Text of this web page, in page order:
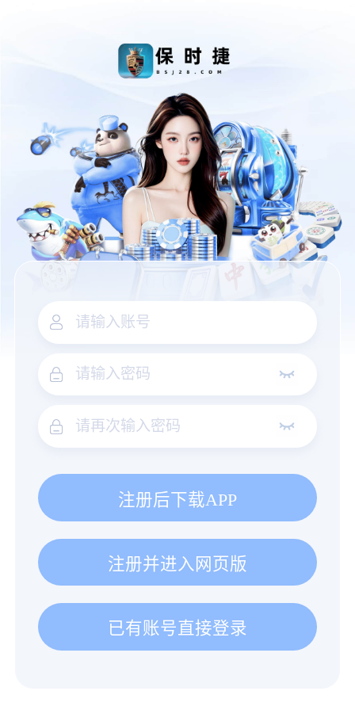
注册后下载APP
注册并进入网页版
已有账号直接登录